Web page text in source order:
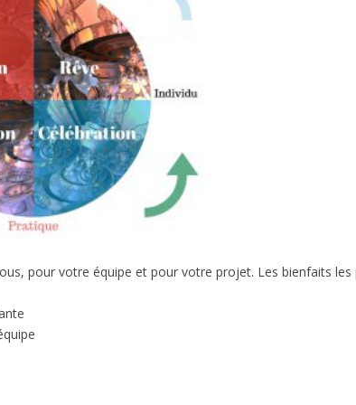
pour votre équipe et pour votre projet. Les bienfaits les